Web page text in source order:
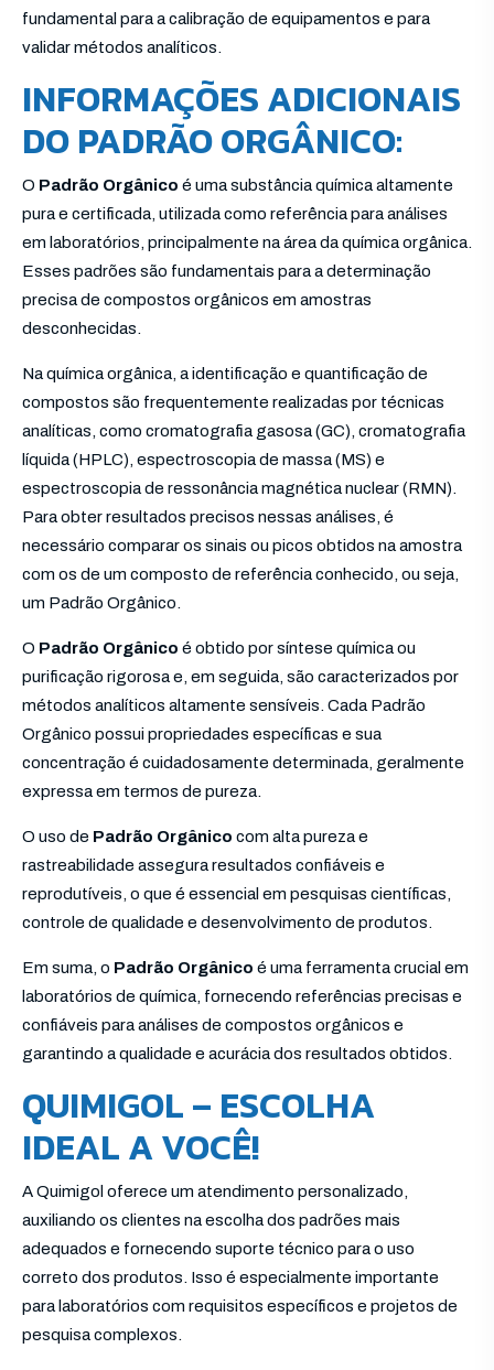
fundamental para a calibração de equipamentos e para
validar métodos analíticos.
INFORMAÇÕES ADICIONAIS
DO PADRÃO ORGÂNICO:
O Padrão Orgânico é uma substância química altamente
pura e certificada, utilizada como referência para análises
em laboratórios, principalmente na área da química orgânica.
Esses padrões são fundamentais para a determinação
precisa de compostos orgânicos em amostras
desconhecidas.
Na química orgânica, a identificação e quantificação de
compostos são frequentemente realizadas por técnicas
analíticas, como cromatografia gasosa (GC), cromatografia
líquida (HPLC), espectroscopia de massa (MS) e
espectroscopia de ressonância magnética nuclear (RMN).
Para obter resultados precisos nessas análises, é
necessário comparar os sinais ou picos obtidos na amostra
com os de um composto de referência conhecido, ou seja,
um Padrão Orgânico.
O Padrão Orgânico é obtido por síntese química ou
purificação rigorosa e, em seguida, são caracterizados por
métodos analíticos altamente sensíveis. Cada Padrão
Orgânico possui propriedades específicas e sua
concentração é cuidadosamente determinada, geralmente
expressa em termos de pureza.
O uso de Padrão Orgânico com alta pureza e
rastreabilidade assegura resultados confiáveis e
reprodutíveis, o que é essencial em pesquisas científicas,
controle de qualidade e desenvolvimento de produtos.
Em suma, o Padrão Orgânico é uma ferramenta crucial em
laboratórios de química, fornecendo referências precisas e
confiáveis para análises de compostos orgânicos e
garantindo a qualidade e acurácia dos resultados obtidos.
QUIMIGOL – ESCOLHA
IDEAL A VOCÊ!
A Quimigol oferece um atendimento personalizado,
auxiliando os clientes na escolha dos padrões mais
adequados e fornecendo suporte técnico para o uso
correto dos produtos. Isso é especialmente importante
para laboratórios com requisitos específicos e projetos de
pesquisa complexos.